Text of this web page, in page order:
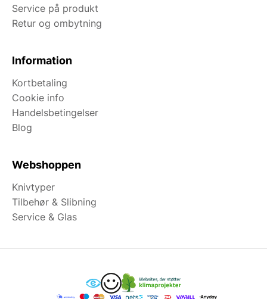
Service på produkt
Retur og ombytning
Information
Kortbetaling
Cookie info
Handelsbetingelser
Blog
Webshoppen
Knivtyper
Tilbehør & Slibning
Service & Glas